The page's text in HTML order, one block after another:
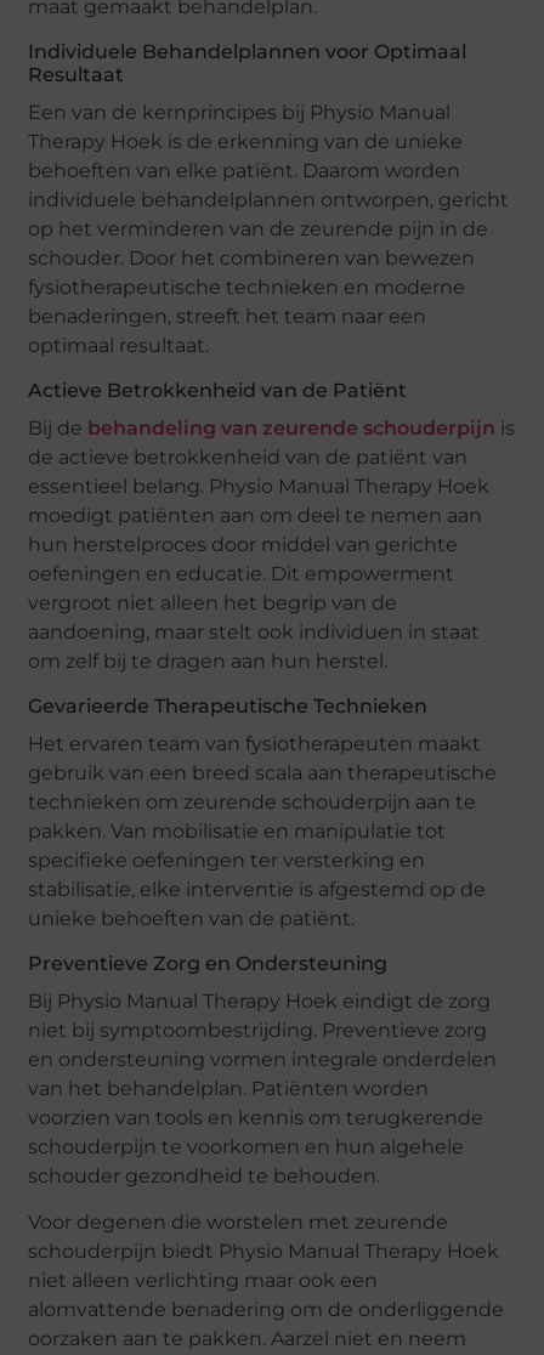
maat gemaakt behandelplan.
Individuele Behandelplannen voor Optimaal
Resultaat
Een van de kernprincipes bij Physio Manual
Therapy Hoek is de erkenning van de unieke
behoeften van elke patiënt. Daarom worden
individuele behandelplannen ontworpen, gericht
op het verminderen van de zeurende pijn in de
schouder. Door het combineren van bewezen
fysiotherapeutische technieken en moderne
benaderingen, streeft het team naar een
optimaal resultaat.
Actieve Betrokkenheid van de Patiënt
Bij de behandeling van zeurende schouderpijn is
de actieve betrokkenheid van de patiënt van
essentieel belang. Physio Manual Therapy Hoek
moedigt patiënten aan om deel te nemen aan
hun herstelproces door middel van gerichte
oefeningen en educatie. Dit empowerment
vergroot niet alleen het begrip van de
aandoening, maar stelt ook individuen in staat
om zelf bij te dragen aan hun herstel.
Gevarieerde Therapeutische Technieken
Het ervaren team van fysiotherapeuten maakt
gebruik van een breed scala aan therapeutische
technieken om zeurende schouderpijn aan te
pakken. Van mobilisatie en manipulatie tot
specifieke oefeningen ter versterking en
stabilisatie, elke interventie is afgestemd op de
unieke behoeften van de patiënt.
Preventieve Zorg en Ondersteuning
Bij Physio Manual Therapy Hoek eindigt de zorg
niet bij symptoombestrijding. Preventieve zorg
en ondersteuning vormen integrale onderdelen
van het behandelplan. Patiënten worden
voorzien van tools en kennis om terugkerende
schouderpijn te voorkomen en hun algehele
schouder gezondheid te behouden.
Voor degenen die worstelen met zeurende
schouderpijn biedt Physio Manual Therapy Hoek
niet alleen verlichting maar ook een
alomvattende benadering om de onderliggende
oorzaken aan te pakken. Aarzel niet en neem